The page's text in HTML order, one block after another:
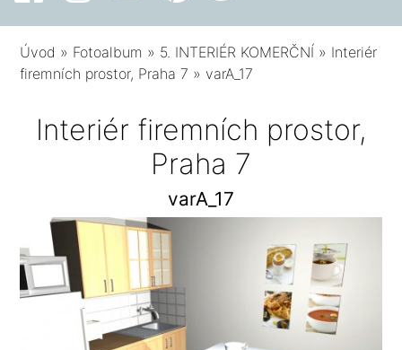
Úvod » Fotoalbum » 5. INTERIÉR KOMERČNÍ » Interiér
firemních prostor, Praha 7 »varA_17
Interiér firemních prostor,
Praha 7
varA_17